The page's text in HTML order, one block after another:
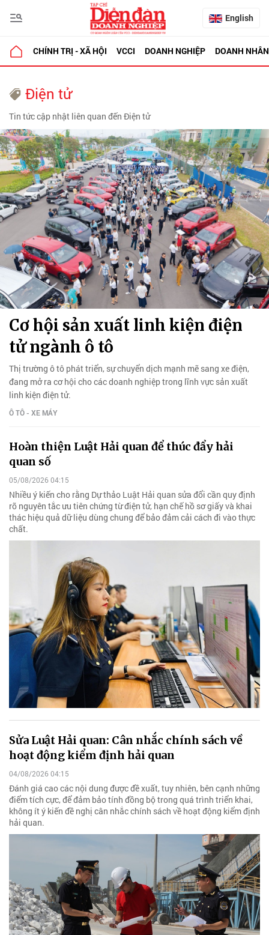
English
CHÍNH TRỊ - XÃ HỘI VCCI DOANH NGHIỆP DOANH NHÂN
Điện tử
Tin tức cập nhật liên quan đến Điện tử
Cơ hội sản xuất linh kiện điện
tử ngành ô tô
Thị trường ô tô phát triển, sự chuyển dịch mạnh mẽ sang xe điện,
đang mở ra cơ hội cho các doanh nghiệp trong lĩnh vực sản xuất
linh kiện điện tử.
Ô TÔ - XE MÁY
Hoàn thiện Luật Hải quan để thúc đẩy hải
quan số
05/08/2026 04:15
Nhiều ý kiến cho rằng Dự thảo Luật Hải quan sửa đổi cần quy định
rõ nguyên tắc ưu tiên chứng từ điện tử, hạn chế hồ sơ giấy và khai
thác hiệu quả dữ liệu dùng chung để bảo đảm cải cách đi vào thực
chất.
Sửa Luật Hải quan: Cân nhắc chính sách về
hoạt động kiểm định hải quan
04/08/2026 04:15
Đánh giá cao các nội dung được đề xuất, tuy nhiên, bên cạnh những
điểm tích cực, để đảm bảo tính đồng bộ trong quá trình triển khai,
không ít ý kiến đề nghị cân nhắc chính sách về hoạt động kiểm định
hải quan.